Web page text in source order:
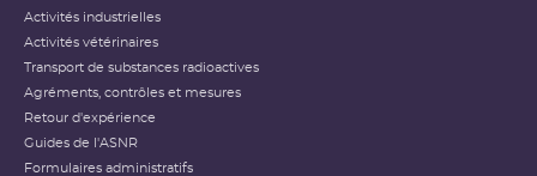
Activités industrielles
Activités vétérinaires
Transport de substances radioactives
Agréments, contrôles et mesures
Retour d'expérience
Guides de l'ASNR
Formulaires administratifs